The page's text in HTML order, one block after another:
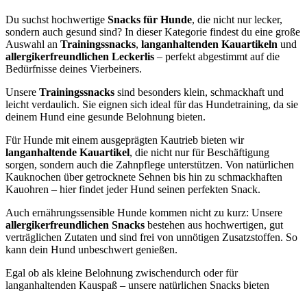
Du suchst hochwertige Snacks für Hunde, die nicht nur lecker,
sondern auch gesund sind? In dieser Kategorie findest du eine große
Auswahl an Trainingssnacks, langanhaltenden Kauartikeln und
allergikerfreundlichen Leckerlis – perfekt abgestimmt auf die
Bedürfnisse deines Vierbeiners.
Unsere Trainingssnacks sind besonders klein, schmackhaft und
leicht verdaulich. Sie eignen sich ideal für das Hundetraining, da sie
deinem Hund eine gesunde Belohnung bieten.
Für Hunde mit einem ausgeprägten Kautrieb bieten wir
langanhaltende Kauartikel, die nicht nur für Beschäftigung
sorgen, sondern auch die Zahnpflege unterstützen. Von natürlichen
Kauknochen über getrocknete Sehnen bis hin zu schmackhaften
Kauohren – hier findet jeder Hund seinen perfekten Snack.
Auch ernährungssensible Hunde kommen nicht zu kurz: Unsere
allergikerfreundlichen Snacks bestehen aus hochwertigen, gut
verträglichen Zutaten und sind frei von unnötigen Zusatzstoffen. So
kann dein Hund unbeschwert genießen.
Egal ob als kleine Belohnung zwischendurch oder für
langanhaltenden Kauspaß – unsere natürlichen Snacks bieten